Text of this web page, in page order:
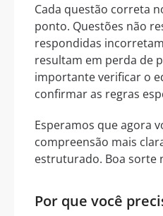
Cada questão correta
ponto. Questões não
respondidas
resultam em perda de
importante verificar o
confirmar as regras
Esperamos que agora
compreensão mais
estruturado. Boa sorte
Por que você